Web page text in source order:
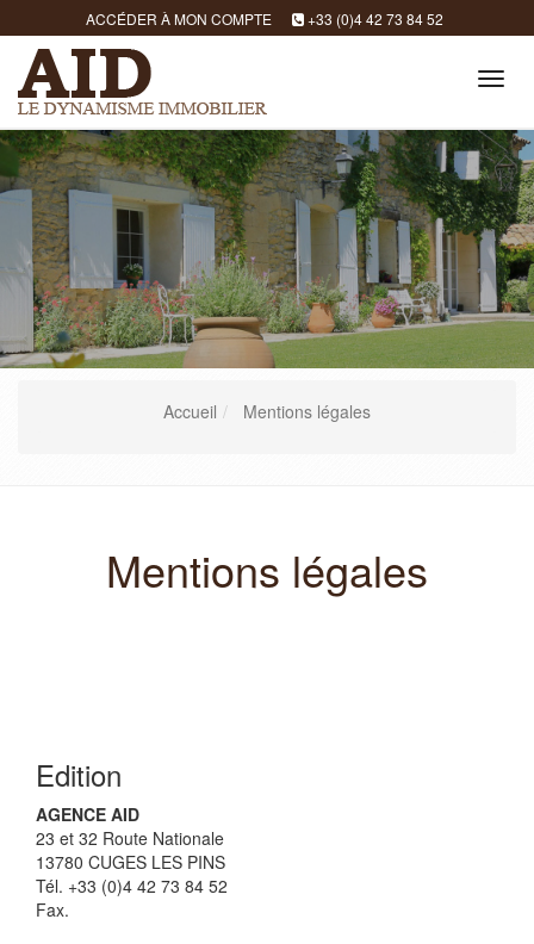
ACCÉDER À MON COMPTE +33 (0)4 42 73 84 52
Accueil Mentions légales
Mentions légales
Edition
AGENCE AID
23 et 32 Route Nationale
13780 CUGES LES PINS
Tél. +33 (0)4 42 73 84 52
Fax.